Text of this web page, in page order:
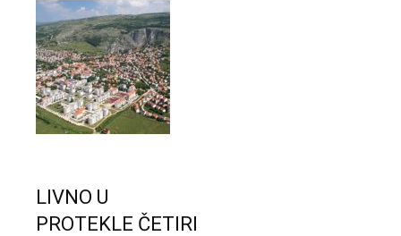
LIVNO U
PROTEKLE ČETIRI